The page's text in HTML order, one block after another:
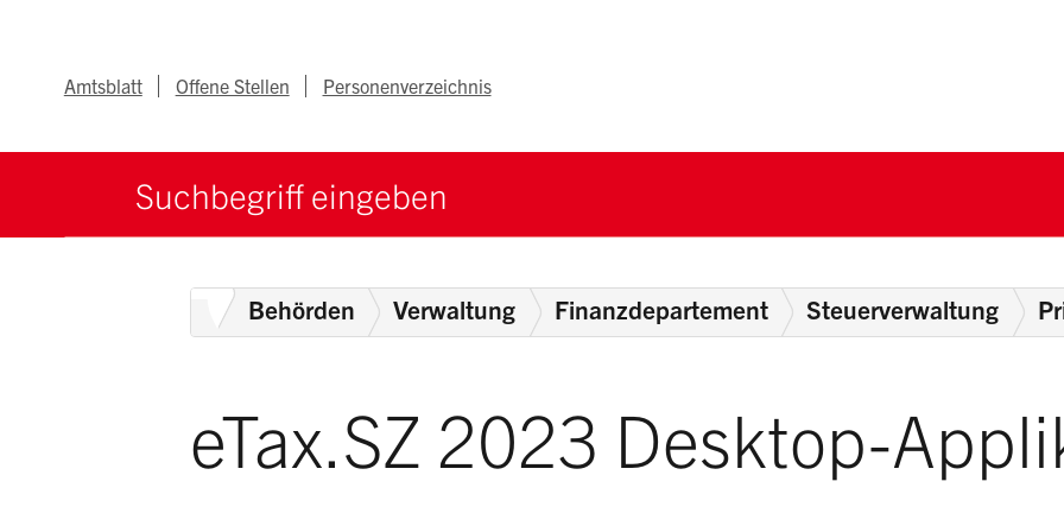
Metanav
Amtsblatt Offene Stellen Personenverzeichnis
Suchbegriff
HomeBehörden Verwaltung Finanzdepartement Steuerverwaltung
eTax.SZ 2023 Desktop-